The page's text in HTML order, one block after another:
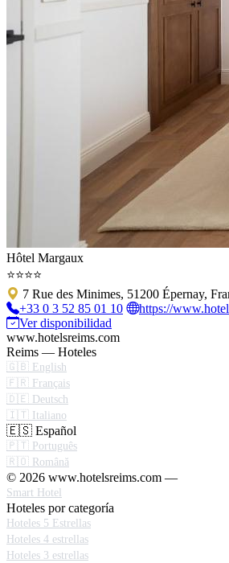
Hôtel Margaux
⭐⭐⭐⭐
7 Rue des Minimes, 51200 Épernay,
+33 0 3 52 85 01 10
https://
Ver disponibilidad
www.hotelsreims.com
Reims — Hoteles
🇬🇧 English
🇫🇷 Français
🇩🇪 Deutsch
🇮🇹 Italiano
🇪🇸 Español
🇵🇹 Português
🇷🇴 Română
© 2026 www.hotelsreims.com —
Smart Hotel
Hoteles por categoría
Hoteles 5 Estrellas
Hoteles 4 estrellas
Hoteles 3 estrellas